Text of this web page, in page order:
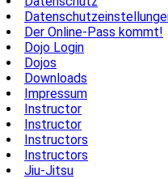
Der Online-Pass kommt!
Dojo Login
Dojos
Downloads
Impressum
Instructor
Instructor
Instructors
Instructors
Jiu-Jitsu